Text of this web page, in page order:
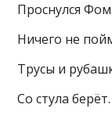
Проснулся
Ничего не
Трусы и
Со стула берёт.